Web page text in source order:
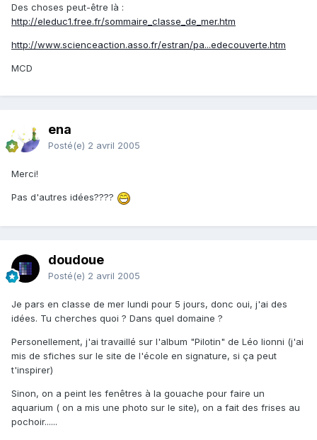
Des choses peut-être là :
http://eleduc1.free.fr/sommaire_classe_de_mer.htm
http://www.scienceaction.asso.fr/estran/pa...edecouverte.htm
MCD
ena
Posté(e) 2 avril 2005
Merci!
Pas d'autres idées????
doudoue
Posté(e) 2 avril 2005
Je pars en classe de mer lundi pour 5 jours, donc oui, j'ai des
idées. Tu cherches quoi ? Dans quel domaine ?
Personellement, j'ai travaillé sur l'album "Pilotin" de Léo lionni (j'ai
mis de sfiches sur le site de l'école en signature, si ça peut
t'inspirer)
Sinon, on a peint les fenêtres à la gouache pour faire un
aquarium ( on a mis une photo sur le site), on a fait des frises au
pochoir......